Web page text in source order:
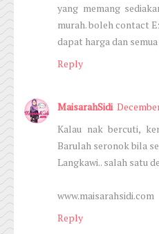
yang memang
murah. boleh contact
dapat harga dan
Reply
MaisarahSidi
Kalau nak bercuti,
Barulah seronok bila
Langkawi.. salah satu
www.maisarahsidi.com
Reply